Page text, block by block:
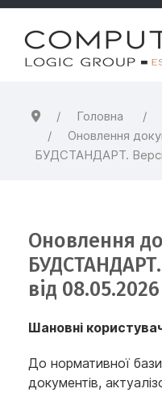
Головна
Оновлення
БУДСТАНДАРТ.
Оновлення
від 08.05.2026
Шановні
До нормативної
документів,